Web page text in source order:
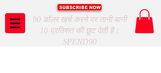
90 डॉलर खर्च करने पर तानी बानी
10 प्रतिशत की छूट देती है।
SPEND90